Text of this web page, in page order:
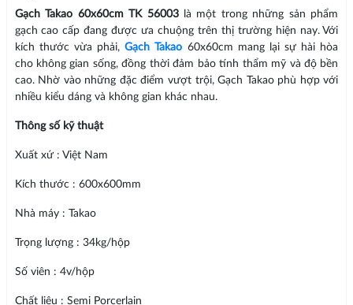
Gạch Takao 60x60cm TK 56003là một trong những sản phẩm
gạch cao cấp đang được ưa chuộng trên thị trường hiện nay. Với
kích thước vừa phải,Gạch Takao 60x60cm mang lại sự hài hòa
cho không gian sống, đồng thời đảm bảo tính thẩm mỹ và độ bền
cao. Nhờ vào những đặc điểm vượt trội, Gạch Takao phù hợp với
nhiều kiểu dáng và không gian khác nhau.
Thông số kỹ thuật
Xuất xứ : Việt Nam
Kích thước : 600x600mm
Nhà máy : Takao
Trọng lượng : 34kg/hộp
Số viên : 4v/hộp
Chất liệu : Semi Porcerlain